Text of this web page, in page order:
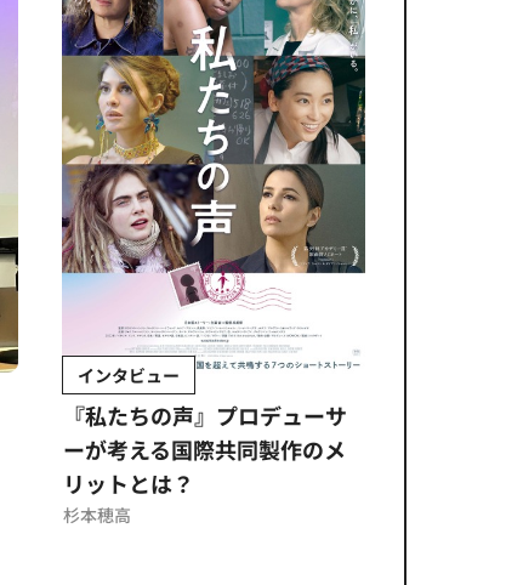
インタビュー
『私たちの声』プロデューサ
ーが考える国際共同製作のメ
リットとは？
杉本穂高